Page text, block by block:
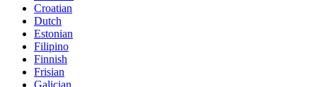
Croatian
Dutch
Estonian
Filipino
Finnish
Frisian
Galician